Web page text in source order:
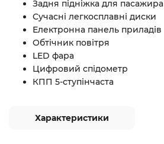
Задня підніжка для пасажира
Сучасні легкосплавні диски
Електронна панель приладів
Обтічник повітря
LED фара
Цифровий спідометр
КПП 5-ступінчаста
Характеристики